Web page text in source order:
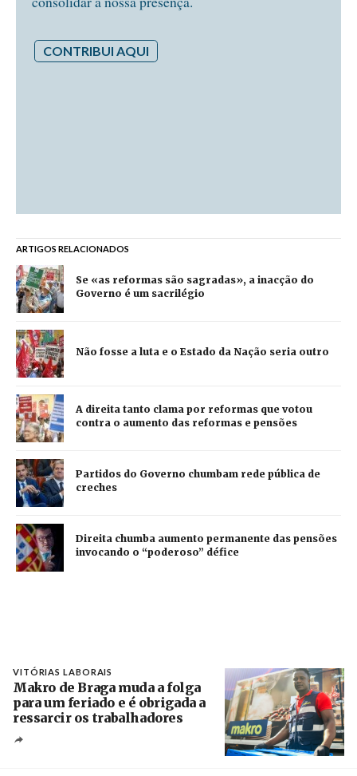
CONTRIBUI AQUI
ARTIGOS RELACIONADOS
Se «as reformas são sagradas», a inacção do
Governo é um sacrilégio
Não fosse a luta e o Estado da Nação seria outro
A direita tanto clama por reformas que votou
contra o aumento das reformas e pensões
Partidos do Governo chumbam rede pública de
creches
Direita chumba aumento permanente das pensões
invocando o “poderoso” défice
VITÓRIAS LABORAIS
Makro de Braga muda a folga
para um feriado e é obrigada a
ressarcir os trabalhadores